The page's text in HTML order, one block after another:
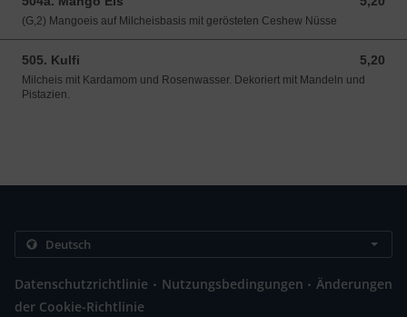
(G,2) Mangoeis auf Milcheisbasis mit gerösteten Ceshew Nüsse
505. Kulfi 5,20
5,20 EUR
Milcheis mit Kardamom und Rosenwasser. Dekoriert mit Mandeln und
Pistazien.
Datenschutzrichtlinie . Nutzungsbedingungen . Änderungen
der Cookie-Richtlinie